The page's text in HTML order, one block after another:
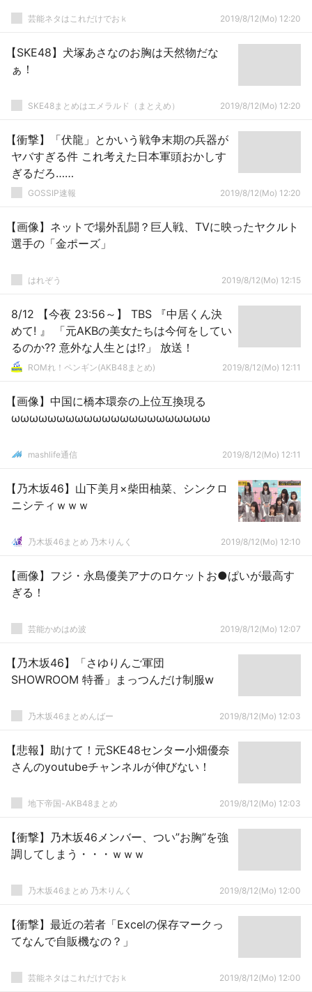
芸能ネタはこれだけでおｋ 2019/8/12(Mo) 12:20
【SKE48】犬塚あさなのお胸は天然物だな
ぁ！
SKE48まとめはエメラルド（まとえめ） 2019/8/12(Mo) 12:20
【衝撃】「伏龍」とかいう戦争末期の兵器が
ヤバすぎる件 これ考えた日本軍頭おかしす
ぎるだろ……
GOSSIP速報 2019/8/12(Mo) 12:20
【画像】ネットで場外乱闘？巨人戦、TVに映ったヤクルト
選手の「金ポーズ」
はれぞう 2019/8/12(Mo) 12:15
8/12 【今夜 23:56～】 TBS 『中居くん決
めて! 』 「元AKBの美女たちは今何をしてい
るのか?? 意外な人生とは!?」 放送！
ROMれ！ペンギン(AKB48まとめ) 2019/8/12(Mo) 12:11
【画像】中国に橋本環奈の上位互換現る
ωωωωωωωωωωωωωωωωωωωωωω
mashlife通信 2019/8/12(Mo) 12:11
【乃木坂46】山下美月×柴田柚菜、シンクロ
ニシティｗｗｗ
乃木坂46まとめ 乃木りんく 2019/8/12(Mo) 12:10
【画像】フジ・永島優美アナのロケットお●ぱいが最高す
ぎる！
芸能かめはめ波 2019/8/12(Mo) 12:07
【乃木坂46】「さゆりんご軍団
SHOWROOM 特番」まっつんだけ制服w
乃木坂46まとめんばー 2019/8/12(Mo) 12:03
【悲報】助けて！元SKE48センター小畑優奈
さんのyoutubeチャンネルが伸びない！
地下帝国-AKB48まとめ 2019/8/12(Mo) 12:03
【衝撃】乃木坂46メンバー、つい”お胸”を強
調してしまう・・・ｗｗｗ
乃木坂46まとめ 乃木りんく 2019/8/12(Mo) 12:00
【衝撃】最近の若者「Excelの保存マークっ
てなんで自販機なの？」
芸能ネタはこれだけでおｋ 2019/8/12(Mo) 12:00